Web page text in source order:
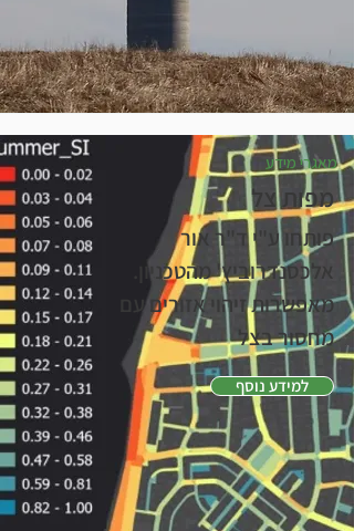
מאגרי מידע
מפות צל
פותחו ע"י ד"ר אור
אלכסנדרוביץ' מהטכניון.
מאפשרות זיהוי אזורים עם
מחסור בצל
למידע נוסף